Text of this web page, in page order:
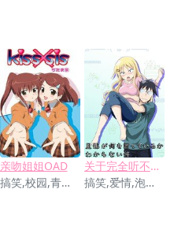
亲吻姐姐OAD
搞笑,校园,青春,爱情,后宫
关于完全听不懂老公在说什么的事
搞笑,爱情,泡面番